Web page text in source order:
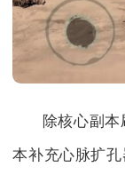
除核心副
本补充心脉扩